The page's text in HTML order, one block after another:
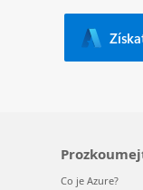
Co je Azure?